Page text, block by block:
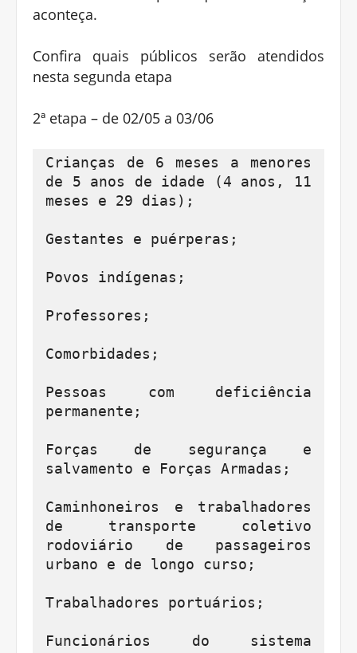
aconteça.
Confira quais públicos serão atendidos
nesta segunda etapa
2ª etapa – de 02/05 a 03/06
Crianças de 6 meses a menores
de 5 anos de idade (4 anos, 11
meses e 29 dias);
Gestantes e puérperas;
Povos indígenas;
Professores;
Comorbidades;
Pessoas com deficiência
permanente;
Forças de segurança e
salvamento e Forças Armadas;
Caminhoneiros e trabalhadores
de transporte coletivo
rodoviário de passageiros
urbano e de longo curso;
Trabalhadores portuários;
Funcionários do sistema